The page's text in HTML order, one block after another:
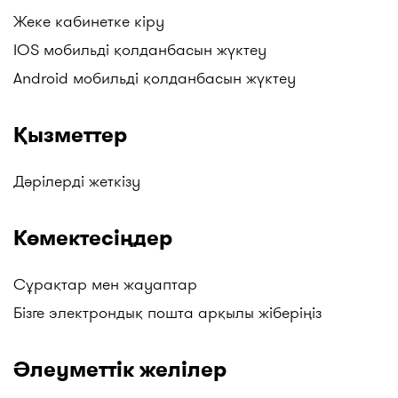
(Төмен Баға Дәріханалары), Гиппократ және
басқалар. Жаңартуларды бақылаңыздар!
Жеке кабинетке кіру
IOS мобильді қолданбасын жүктеу
Android мобильді қолданбасын жүктеу
Қызметтер
Дәрілерді жеткізу
Көмектесіңдер
Сұрақтар мен жауаптар
Бізге электрондық пошта арқылы жіберіңіз
Әлеуметтік желілер